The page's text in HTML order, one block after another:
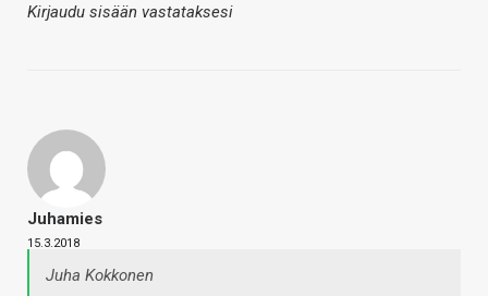
Kirjaudu sisään vastataksesi
Juhamies
15.3.2018
Juha Kokkonen